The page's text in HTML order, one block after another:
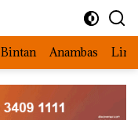
Bintan Anambas